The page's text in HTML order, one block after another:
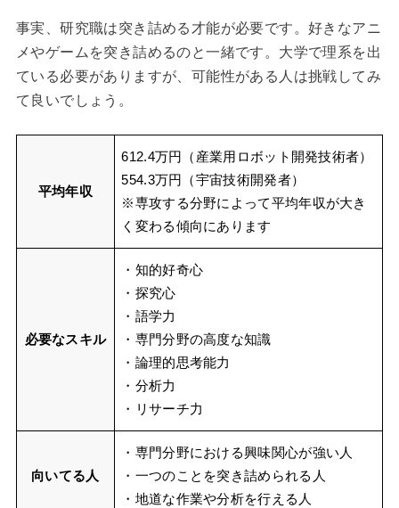
事実、研究職は突き詰める才能が必要です。好きなアニ
メやゲームを突き詰めるのと一緒です。大学で理系を出
ている必要がありますが、可能性がある人は挑戦してみ
て良いでしょう。
平均年収
612.4万円（産業用ロボット開発技術者）
554.3万円（宇宙技術開発者）
※専攻する分野によって平均年収が大き
く変わる傾向にあります
必要なスキル
・知的好奇心
・探究心
・語学力
・専門分野の高度な知識
・論理的思考能力
・分析力
・リサーチ力
向いてる人
・専門分野における興味関心が強い人
・一つのことを突き詰められる人
・地道な作業や分析を行える人